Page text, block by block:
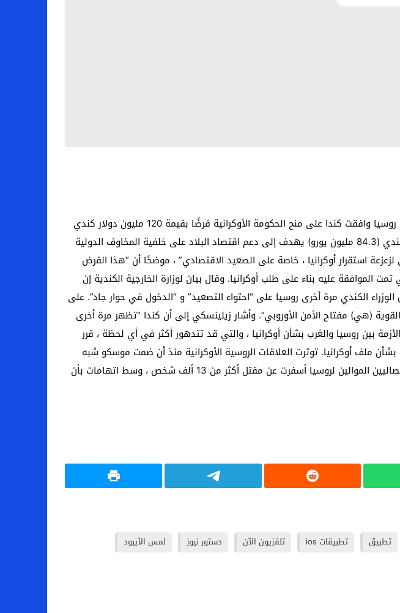
مونتريال (أ ف ب) – 22 يناير 2022. 04:18 أوتاوا تعتزم دعم الاقتصاد الأوكراني في مواجهة روسيا وافقت كندا على منح الحكومة الأوكرانية قرضًا بقيمة 120 مليون دولار كندي
(84.3 مليون يورو). وافقت كندا على منح الحكومة الأوكرانية قرضًا قيمته 120 مليون دولار كندي (84.3 مليون يورو) يهدف إلى دعم اقتصاد البلاد على خلفية المخاوف الدولية
استقرار أوكرانيا ، خاصة على الصعيد الاقتصادي” ، موضحًا أن “هذا القرض
عليه بناء على طلب أوكرانيا. وقال بيان لوزارة الخارجية الكندية إن
الكندي مرة أخرى روسيا على “احتواء التصعيد” و “الدخول في حوار جاد”. على
القوية (هي) مفتاح الأمن الأوروبي”. وأشار زيلينسكي إلى أن كندا “تظهر مرة أخرى
بين روسيا والغرب بشأن أوكرانيا ، والتي قد تتدهور أكثر في أي لحظة ، قرر
ملف أوكرانيا. توترت العلاقات الروسية الأوكرانية منذ أن ضمت موسكو شبه
جزيرة القرم في عام 2014 في خطوة أعقبتها حرب في شرق أوكرانيا بين قوات كييف والانفصاليين الموالين لروسيا أسفرت عن مقتل أكثر من 13 ألف شخص ، وسط اتهامات بأن
تطبيق تطبيقات ios تلفزيون الآن دستور نيوز
لمس الآيبود